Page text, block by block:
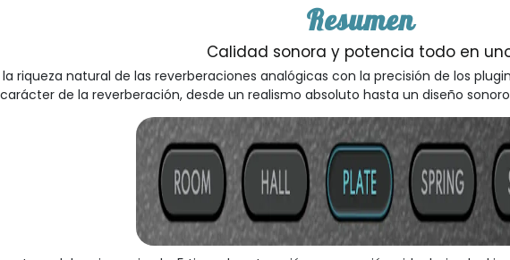
Resumen
Calidad sonora y potencia todo en
riqueza natural de las reverberaciones analógicas con la precisión de los
de la reverberación, desde un realismo absoluto hasta un diseño